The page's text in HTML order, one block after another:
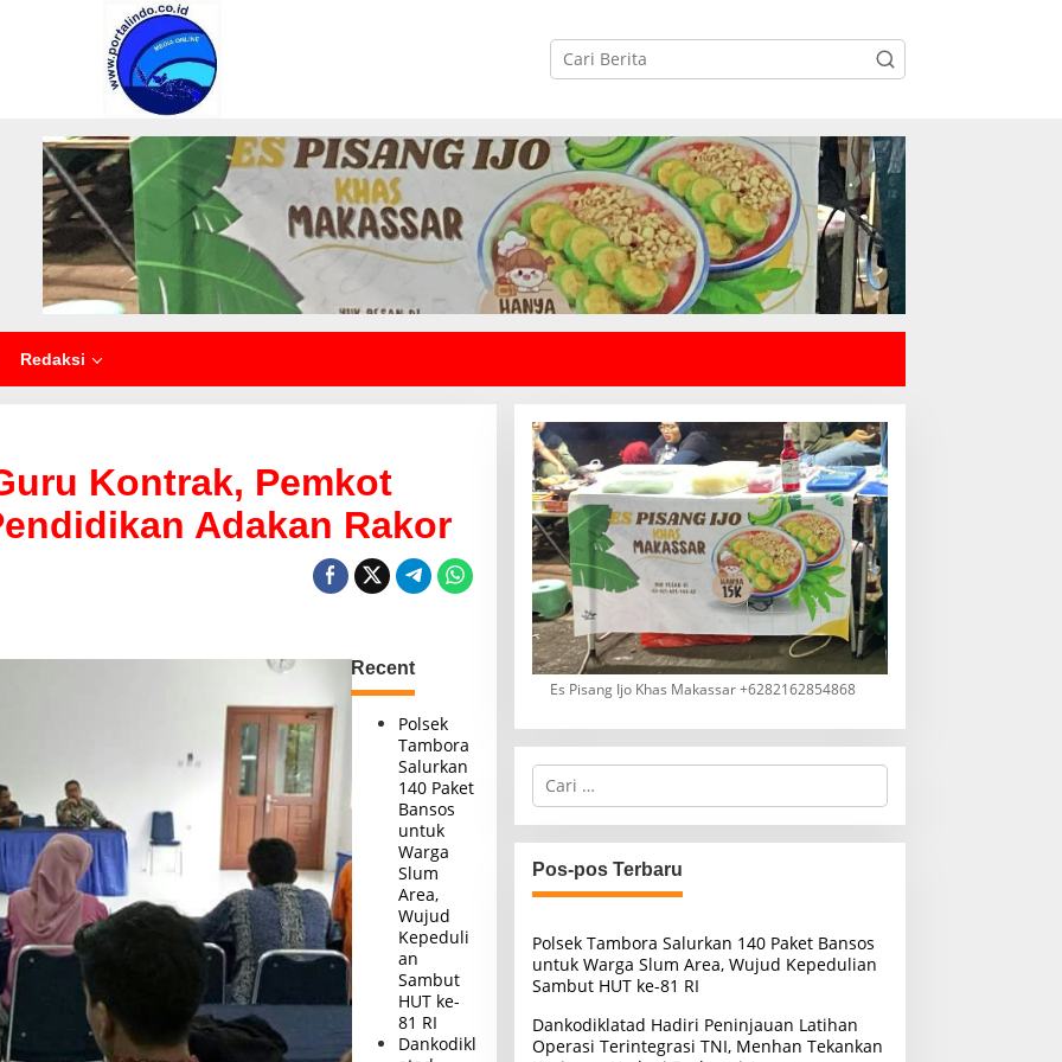
Redaksi
Kontrak, Pemkot
Adakan Rakor
Recent
Polsek
Tambora
Salurkan
140 Paket
Bansos
untuk
Warga
Slum
Area,
Wujud
Kepeduli
an
Sambut
HUT ke-
81 RI
Dankodikl
Es Pisang Ijo Khas Makassar +6282162854868
C
i
u
n
t
k
:
Pos-pos Terbaru
Polsek Tambora Salurkan 140 Paket Bansos
untuk Warga Slum Area, Wujud Kepedulian
Sambut HUT ke-81 RI
Dankodiklatad Hadiri Peninjauan Latihan
Operasi Terintegrasi TNI, Menhan Tekankan